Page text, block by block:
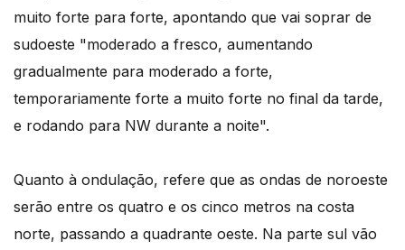
muito forte para forte, apontando que vai soprar de
sudoeste "moderado a fresco, aumentando
gradualmente para moderado a forte,
temporariamente forte a muito forte no final da tarde,
e rodando para NW durante a noite".
Quanto à ondulação, refere que as ondas de noroeste
serão entre os quatro e os cinco metros na costa
norte, passando a quadrante oeste. Na parte sul vão